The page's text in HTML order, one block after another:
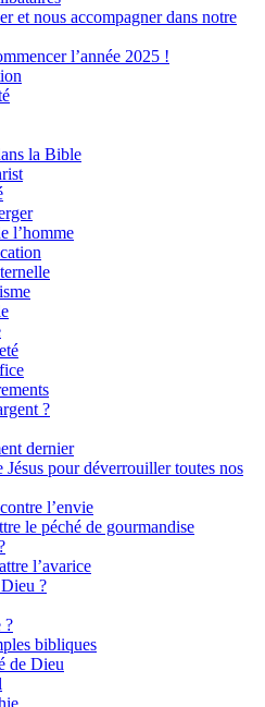
et nous accompagner dans notre
l’année 2025 !
la Bible
l’homme
?
dernier
Jésus pour déverrouiller toutes nos
l’envie
le péché de gourmandise
l’avarice
?
?
bibliques
de Dieu